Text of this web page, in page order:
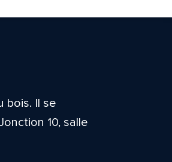
bois. Il se
10, salle